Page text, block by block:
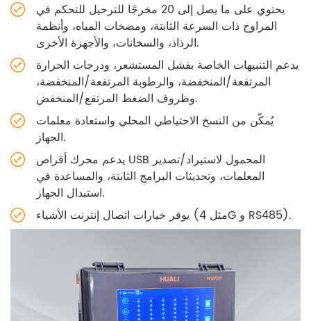
يحتوي على ما يصل إلى 20 مخرجًا للترحيل للتحكم في
المراوح ذات السرعة الثابتة، ومضخات المياه، وأنظمة
الرذاذ، والسخانات، والأجهزة الأخرى.
يدعم التنبيهات الخاصة بفشل المستشعر، ودرجات الحرارة
المرتفعة/المنخفضة، والرطوبة المرتفعة/المنخفضة،
وظروف الضغط المرتفع/المنخفض.
يُمكّن من النسخ الاحتياطي المحلي واستعادة معلمات
الجهاز.
يدعم محرك أقراص USB المحمول لاستيراد/تصدير
المعلمات، وتحديثات البرامج الثابتة، والمساعدة في
استبدال الجهاز.
يوفر خيارات اتصال إنترنت الأشياء (مثل 4G و RS485).